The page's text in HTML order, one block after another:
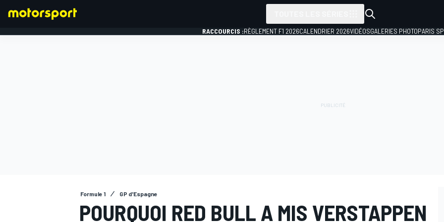
RACCOURCIS :RÈGLEMENT F1 2026CALENDRIER 2026VIDÉOSGALERIES PHOTOPARIS
Formule 1 GP d'Espagne
POURQUOI RED BULL A MIS VERSTAPPEN